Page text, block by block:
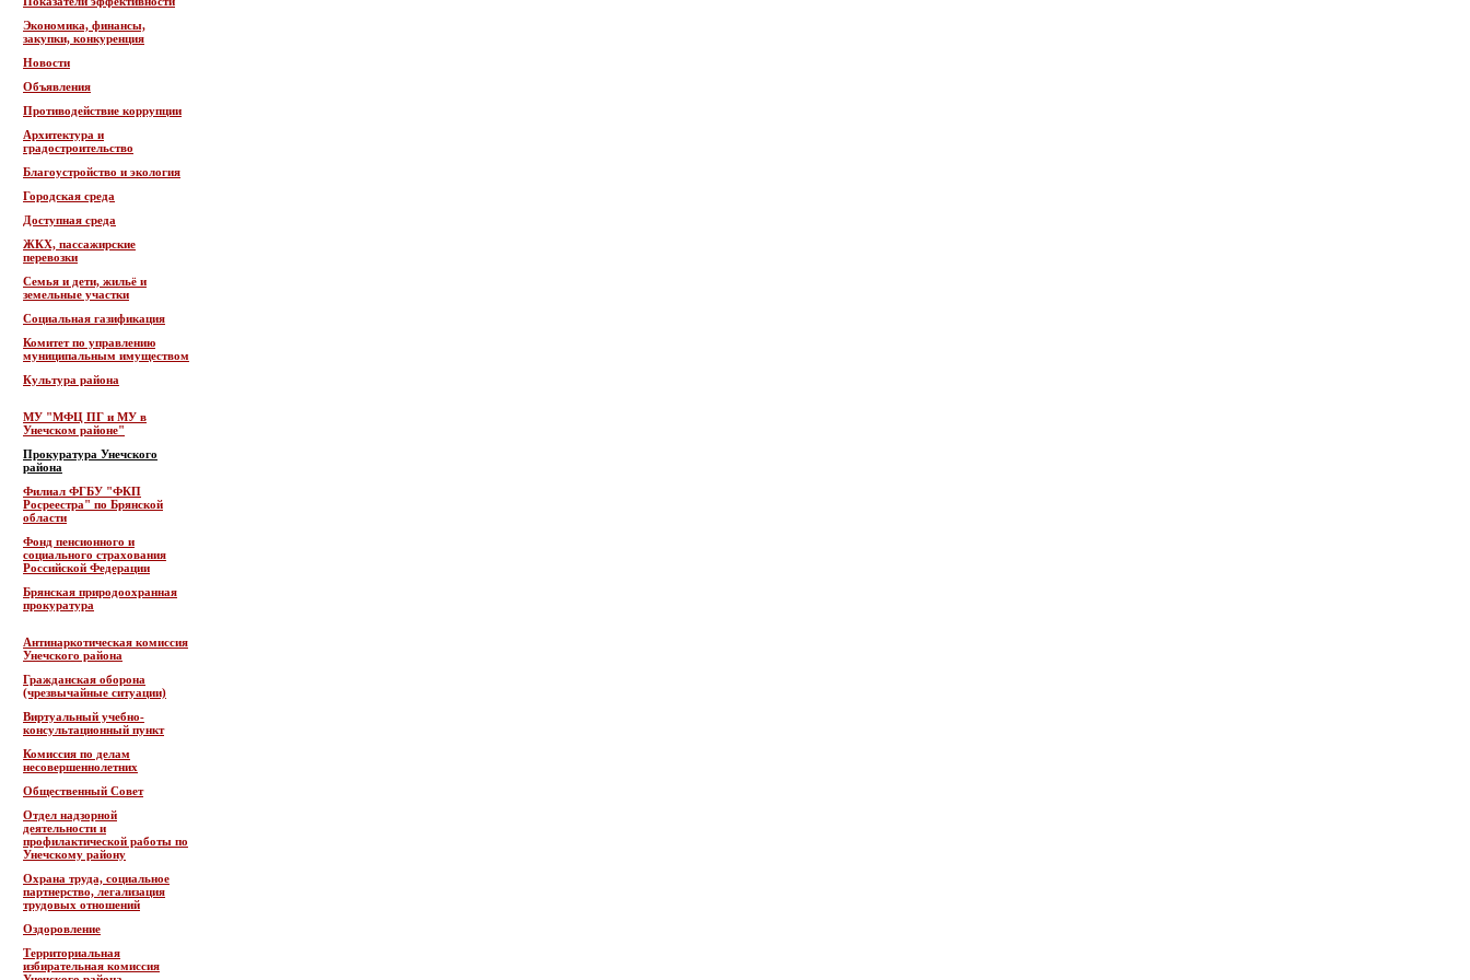
Экономика, финансы,
закупки, конкуренция
Новости
Объявления
Противодействие коррупции
Архитектура и
градостроительство
Благоустройство и экология
Городская среда
Доступная среда
ЖКХ, пассажирские
перевозки
Семья и дети, жильё и
земельные участки
Социальная газификация
Комитет по управлению
муниципальным имуществом
Культура района
МУ "МФЦ ПГ и МУ в
Унечском районе"
Прокуратура Унечского
района
Филиал ФГБУ "ФКП
Росреестра" по Брянской
области
Фонд пенсионного и
социального страхования
Российской Федерации
Брянская природоохранная
прокуратура
Антинаркотическая комиссия
Унечского района
Гражданская оборона
(чрезвычайные ситуации)
Виртуальный учебно-
консультационный пункт
Комиссия по делам
несовершеннолетних
Общественный Совет
Отдел надзорной
деятельности и
профилактической работы по
Унечскому району
Охрана труда, социальное
партнерство, легализация
трудовых отношений
Оздоровление
Территориальная
избирательная комиссия